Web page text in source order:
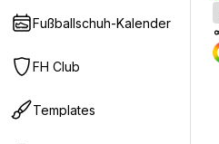
Fußballschuh-Kalender
FH Club
Templates